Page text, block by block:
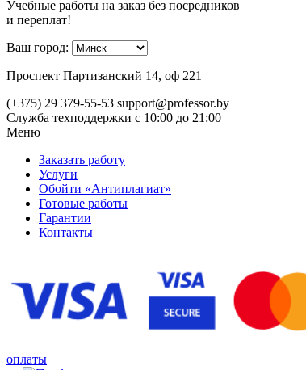
Учебные работы на заказ без посредников
и переплат!
Ваш город:
Проспект Партизанский 14, оф 221
(+375) 29 379-55-53 support@professor.by
Служба техподдержки с 10:00 до 21:00
Меню
Заказать работу
Услуги
Обойти «Антиплагиат»
Готовые работы
Гарантии
Контакты
оплаты